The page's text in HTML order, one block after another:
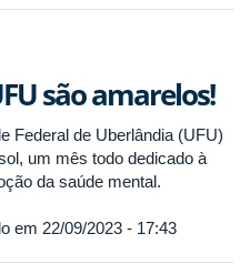
são amarelos!
Federal de Uberlândia (UFU)
um mês todo dedicado à
da saúde mental.
em 22/09/2023 - 17:43